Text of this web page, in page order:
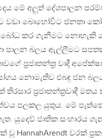
මේ අලුත් දේශපාලන
බොහෝවිට ජනතා
කර ගැනීමට නොහැකි
පාලන බලය ඇල්ලීමට
ප්‍රජාතන්ත්‍ර වාදී
නොමැතිව එබඳු ජන
ප්‍රජාතන්ත්‍රවාදී
පලකල යුතුය. මේ
ජාතික සංහාරය
HannahArendt වරක්